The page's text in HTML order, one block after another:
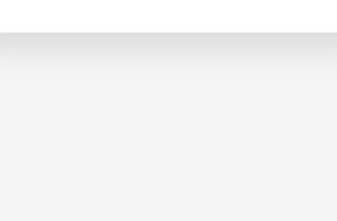
: Гражданская авиация Цель проекта :